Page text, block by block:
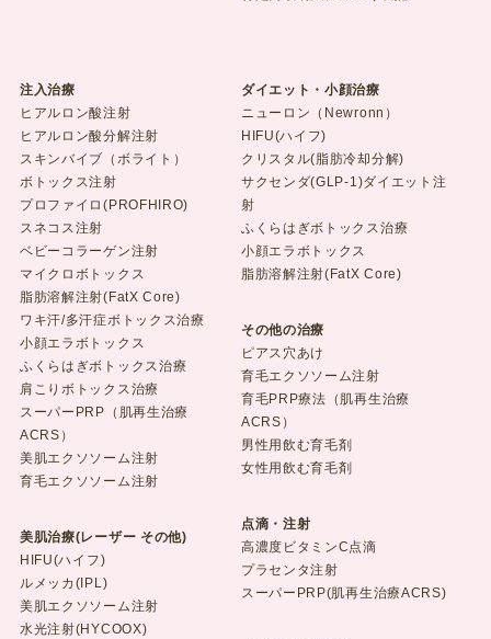
注入治療
ヒアルロン酸注射
ヒアルロン酸分解注射
スキンバイブ（ボライト）
ボトックス注射
プロファイロ(PROFHIRO)
スネコス注射
ベビーコラーゲン注射
マイクロボトックス
脂肪溶解注射(FatX Core)
ワキ汗/多汗症ボトックス治療
小顔エラボトックス
ふくらはぎボトックス治療
肩こりボトックス治療
スーパーPRP（肌再生治療
ACRS）
美肌エクソソーム注射
育毛エクソソーム注射
美肌治療(レーザー その他)
HIFU(ハイフ)
ルメッカ(IPL)
美肌エクソソーム注射
水光注射(HYCOOX)
ダイエット・小顔治療
ニューロン（Newronn）
HIFU(ハイフ)
クリスタル(脂肪冷却分解)
サクセンダ(GLP-1)ダイエット注
射
ふくらはぎボトックス治療
小顔エラボトックス
脂肪溶解注射(FatX Core)
その他の治療
ピアス穴あけ
育毛エクソソーム注射
育毛PRP療法（肌再生治療
ACRS）
男性用飲む育毛剤
女性用飲む育毛剤
点滴・注射
高濃度ビタミンC点滴
プラセンタ注射
スーパーPRP(肌再生治療ACRS)